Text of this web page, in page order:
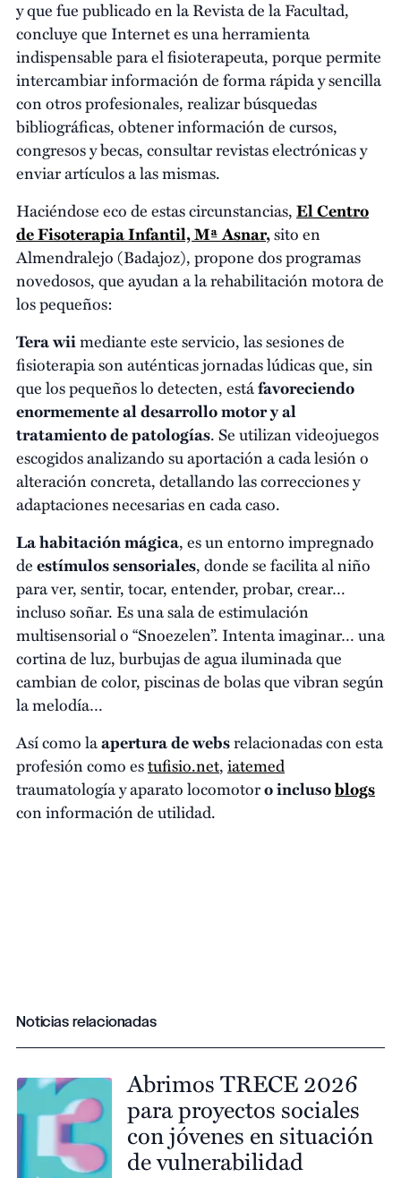
y que fue publicado en la Revista de la Facultad,
concluye que Internet es una herramienta
indispensable para el fisioterapeuta, porque permite
intercambiar información de forma rápida y sencilla
con otros profesionales, realizar búsquedas
bibliográficas, obtener información de cursos,
congresos y becas, consultar revistas electrónicas y
enviar artículos a las mismas.
Haciéndose eco de estas circunstancias,El Centro
de Fisoterapia Infantil, Mª Asnar,sito en
Almendralejo (Badajoz), propone dos programas
novedosos, que ayudan a la rehabilitación motora de
los pequeños:
Tera wiimediante este servicio, las sesiones de
fisioterapia son auténticas jornadas lúdicas que, sin
que los pequeños lo detecten, estáfavoreciendo
enormemente al desarrollo motor y al
tratamiento de patologías. Se utilizan videojuegos
escogidos analizando su aportación a cada lesión o
alteración concreta, detallando las correcciones y
adaptaciones necesarias en cada caso.
La habitación mágica, es un entorno impregnado
deestímulos sensoriales, donde se facilita al niño
para ver, sentir, tocar, entender, probar, crear…
incluso soñar. Es una sala de estimulación
multisensorial o “Snoezelen”. Intenta imaginar… una
cortina de luz, burbujas de agua iluminada que
cambian de color, piscinas de bolas que vibran según
la melodía…
Así como laapertura de websrelacionadas con esta
profesión como estufisio.net,iatemed
traumatología y aparato locomotoro inclusoblogs
con información de utilidad.
Noticias relacionadas
Abrimos TRECE 2026
para proyectos sociales
con jóvenes en situación
de vulnerabilidad